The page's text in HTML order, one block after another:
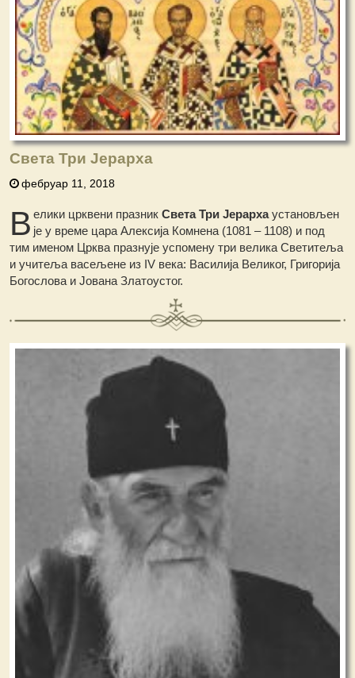
Света Три Јерарха
фебруар 11, 2018
В елики црквени празникСвета Три Јерархаустановљен
је у време цара Алексија Комнена (1081 – 1108) и под
тим именом Црква празнује успомену три велика Светитеља
и учитеља васељене из IV века: Василија Великог, Григорија
Богослова и Јована Златоустог.